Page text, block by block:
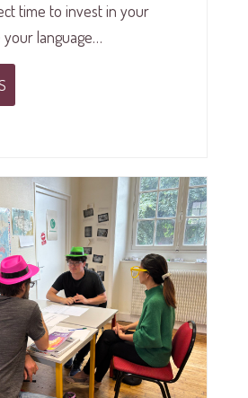
time to invest in your
language…